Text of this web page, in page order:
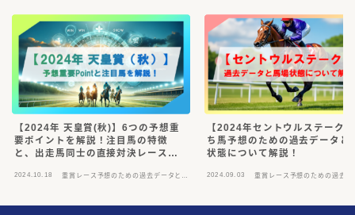
【2024年 天皇賞(秋)】6つの予想重
要ポイントを解説！注目馬の特徴
と、出走馬同士の直接対決レースも
2024.10.18
重賞レース予想のための過去データと馬
【2024年セントウルステーク
ち馬予想のための過去データと
状態について解説！
2024.09.03
重賞レース予想のための過去デ